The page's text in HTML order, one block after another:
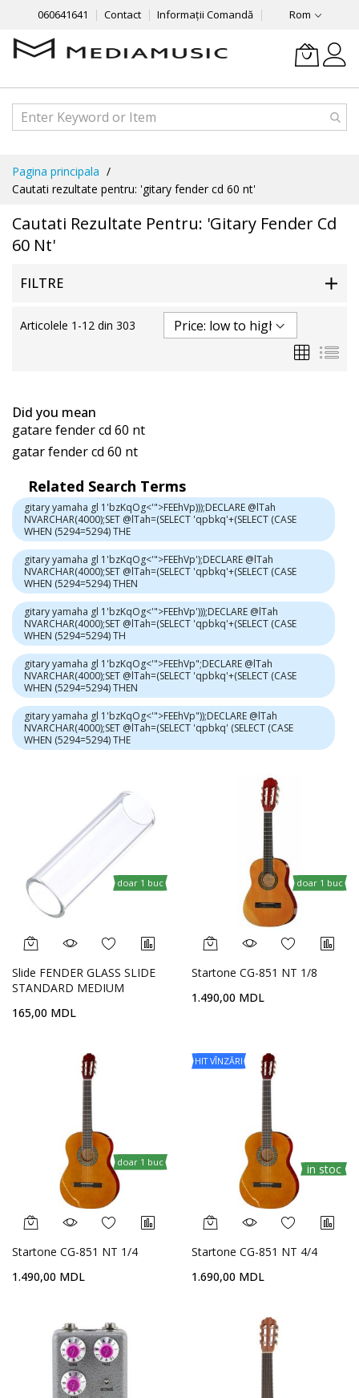
060641641 Contact Informații Comandă Rom
Continut
Pagina principala
Cautati rezultate pentru: 'gitary fender cd 60 nt'
Cautati Rezultate Pentru: 'gitary Fender Cd
60 Nt'
FILTRE
Articolele 1 -12 din 303
Grila
Did you mean
gatare fender cd 60 nt
gatar fender cd 60 nt
Related Search Terms
gitary yamaha gl 1'bzKqOg<'">FEEhVp)));DECLARE @lTah
NVARCHAR(4000);SET @lTah=(SELECT 'qpbkq'+(SELECT (CASE
WHEN (5294=5294) THE
gitary yamaha gl 1'bzKqOg<'">FEEhVp');DECLARE @lTah
NVARCHAR(4000);SET @lTah=(SELECT 'qpbkq'+(SELECT (CASE
WHEN (5294=5294) THEN
gitary yamaha gl 1'bzKqOg<'">FEEhVp')));DECLARE @lTah
NVARCHAR(4000);SET @lTah=(SELECT 'qpbkq'+(SELECT (CASE
WHEN (5294=5294) TH
gitary yamaha gl 1'bzKqOg<'">FEEhVp";DECLARE @lTah
NVARCHAR(4000);SET @lTah=(SELECT 'qpbkq'+(SELECT (CASE
WHEN (5294=5294) THEN
gitary yamaha gl 1'bzKqOg<'">FEEhVp"));DECLARE @lTah
NVARCHAR(4000);SET @lTah=(SELECT 'qpbkq' (SELECT (CASE
WHEN (5294=5294) THE
doar 1 buc
Slide FENDER GLASS SLIDE
STANDARD MEDIUM
165,00 MDL
doar 1 buc
Startone CG-851 NT 1/8
1.490,00 MDL
doar 1 buc
Startone CG-851 NT 1/4
1.490,00 MDL
in stoc
HIT VÎNZĂRI
Startone CG-851 NT 4/4
1.690,00 MDL